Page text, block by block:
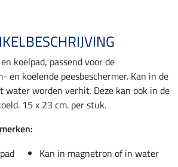
koelpad, passend voor de
en koelende peesbeschermer. Kan in de
water worden verhit. Deze kan ook in de
15 x 23 cm. per stuk.
Kan in magnetron of in water